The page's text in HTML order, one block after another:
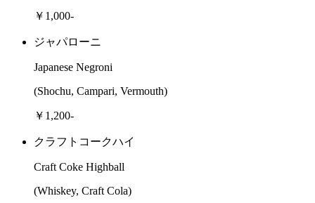
￥1,000-
ジャパローニ
Japanese Negroni
(Shochu, Campari, Vermouth)
￥1,200-
クラフトコークハイ
Craft Coke Highball
(Whiskey, Craft Cola)